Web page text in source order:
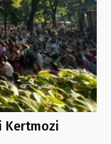
Kertmozi